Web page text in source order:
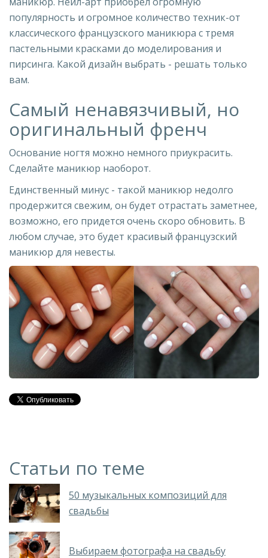
популярность и огромное количество техник-от
классического французского маникюра с тремя
пастельными красками до моделирования и
пирсинга. Какой дизайн выбрать - решать только
вам.
Самый ненавязчивый, но
оригинальный френч
Основание ногтя можно немного приукрасить.
Сделайте маникюр наоборот.
Единственный минус - такой маникюр недолго
продержится свежим, он будет отрастать заметнее,
возможно, его придется очень скоро обновить. В
любом случае, это будет красивый французский
маникюр для невесты.
Статьи по теме
50 музыкальных композиций для
свадьбы
Выбираем фотографа на свадьбу